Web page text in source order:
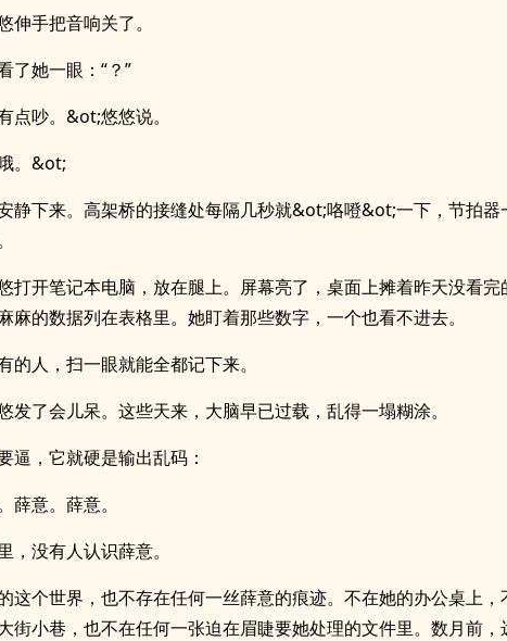
伸手把音响关了。
了她一眼：“？”
点吵。&ot;悠悠说。
。&ot;
静下来。高架桥的接缝处每隔几秒就&ot;咯噔&ot;一下，节拍器
打开笔记本电脑，放在腿上。屏幕亮了，桌面上摊着昨天没看完
麻的数据列在表格里。她盯着那些数字，一个也看不进去。
的人，扫一眼就能全都记下来。
发了会儿呆。这些天来，大脑早已过载，乱得一塌糊涂。
逼，它就硬是输出乱码：
薛意。薛意。
，没有人认识薛意。
这个世界，也不存在任何一丝薛意的痕迹。不在她的办公桌上，
街小巷，也不在任何一张迫在眉睫要她处理的文件里。数月前，